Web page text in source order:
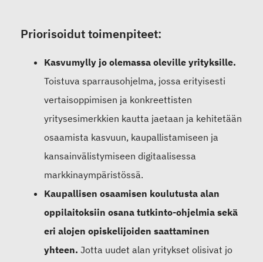
Priorisoidut toimenpiteet:
Kasvumylly jo olemassa oleville yrityksille.
Toistuva sparrausohjelma, jossa erityisesti
vertaisoppimisen ja konkreettisten
yritysesimerkkien kautta jaetaan ja kehitetään
osaamista kasvuun, kaupallistamiseen ja
kansainvälistymiseen digitaalisessa
markkinaympäristössä.
Kaupallisen osaamisen koulutusta alan
oppilaitoksiin osana tutkinto-ohjelmia sekä
eri alojen opiskelijoiden saattaminen
yhteen. Jotta uudet alan yritykset olisivat jo